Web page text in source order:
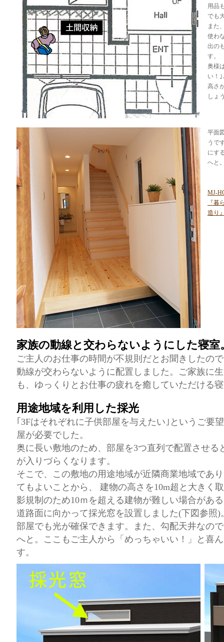
用品
でも
また
使わ
出の
す。
奥様
い！
高さ
しょ
平面
うで
にす
へと
MJ-
『暮
造り
家族の動線と交わらないようにした寝室
ご主人のお仕事の時間が不規則だとお聞きしたの
動線が交わらないように配置しました。ご家族に
も、ゆっくりとお仕事の疲れを癒していただける
用途地域を利用した採光
｢3Fはそれぞれに子供部屋を与えたい｣というご要
屋が必要でした。
奥に長い敷地のため、部屋を3つ直列で配置させる
が入りづらくなります。
そこで、この敷地の用途地域が近隣商業地域であ
てもよいことから、 建物の高さを10m超と大きく
影規制のため10ｍを超える建物が難しい場合があ
道路面に向かって採光窓を設置しました(下図参照
部屋でも光が確保できます。また、勾配天井なの
へと。ここもご主人から「めっちゃいい！」と喜
す。